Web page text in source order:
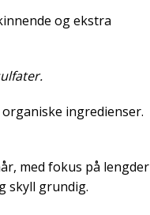
og ekstra
ingredienser.
med fokus på lengder
skyll grundig.